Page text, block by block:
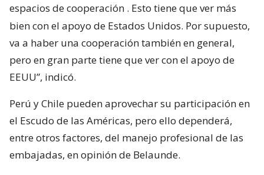
espacios de cooperación . Esto tiene que ver más
bien con el apoyo de Estados Unidos. Por supuesto,
va a haber una cooperación también en general,
pero en gran parte tiene que ver con el apoyo de
EEUU”, indicó.
Perú y Chile pueden aprovechar su participación en
el Escudo de las Américas, pero ello dependerá,
entre otros factores, del manejo profesional de las
embajadas, en opinión de Belaunde.